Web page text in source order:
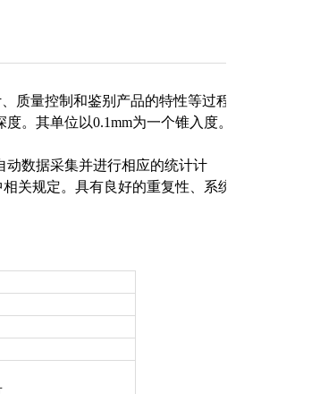
质量控制和鉴别产品的特性等过程
。其单位以0.1mm为一个锥入度。
动数据采集并进行相应的统计计
关规定。具有良好的重复性、系统